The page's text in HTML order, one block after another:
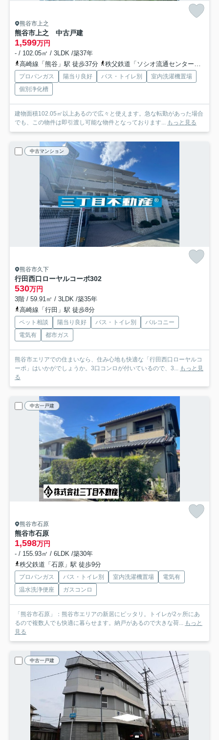
熊谷市上之
熊谷市上之 中古戸建
1,599万円
- / 102.05㎡ / 3LDK /築37年
高崎線「熊谷」駅 徒歩37分
秩父鉄道「ソシオ流通センター」駅 徒歩47分
プロパンガス 陽当り良好 バス・トイレ別
室内洗濯機置場
個別浄化槽
建物面積102.05㎡以上あるので広々と使えます。急な転勤があった場合
でも、この物件は即引渡し可能な物件となっております... もっと見る
中古マンション
熊谷市久下
行田西口ローヤルコーポ302
530万円
3階 / 59.91㎡ / 3LDK /築35年
高崎線「行田」駅 徒歩8分
ペット相談 陽当り良好 バス・トイレ別
バルコニー
電気有
都市ガス
熊谷市エリアでの住まいなら、住み心地も快適な「行田西口ローヤルコ
ーポ」はいかがでしょうか。3口コンロが付いているので、3... もっと見
る
中古一戸建
熊谷市石原
熊谷市石原
1,598万円
- / 155.93㎡ / 6LDK /築30年
秩父鉄道「石原」駅 徒歩9分
プロパンガス バス・トイレ別 室内洗濯機置場
電気有
温水洗浄便座
ガスコンロ
「熊谷市石原」：熊谷市エリアの新居にピッタリ。トイレが2ヶ所にあ
るので複数人でも快適に暮らせます。納戸があるので大きな荷... もっと
見る
中古一戸建